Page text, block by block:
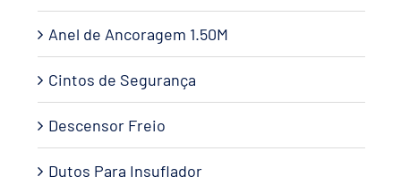
Anel de Ancoragem 1.50M
Cintos de Segurança
Descensor Freio
Dutos Para Insuflador